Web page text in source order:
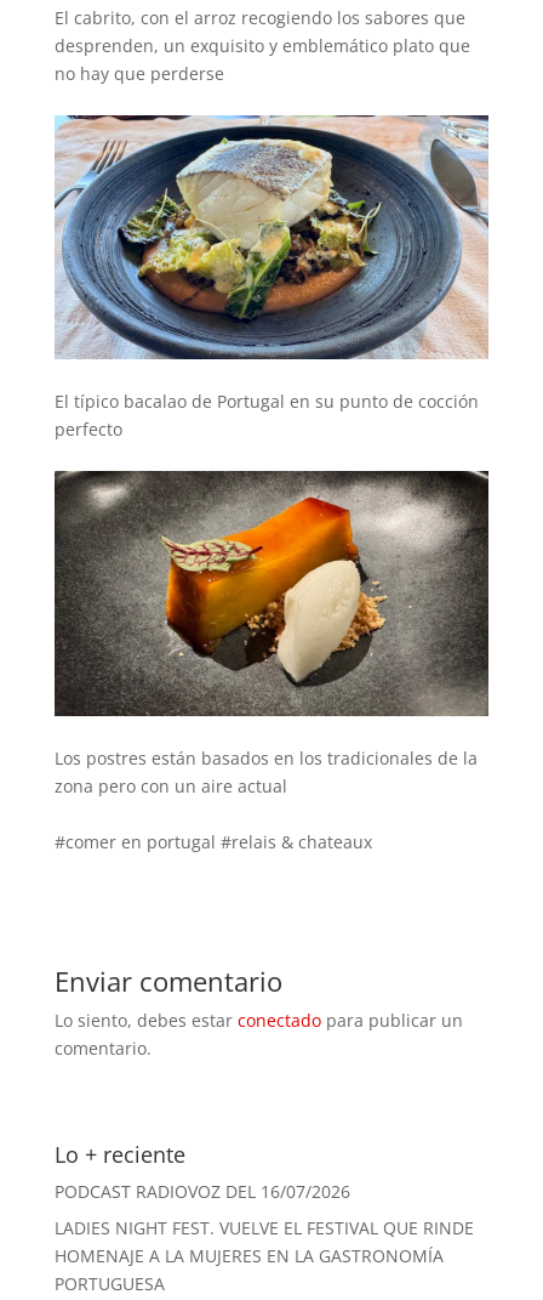
El cabrito, con el arroz recogiendo los sabores que
desprenden, un exquisito y emblemático plato que
no hay que perderse
El típico bacalao de Portugal en su punto de cocción
perfecto
Los postres están basados en los tradicionales de la
zona pero con un aire actual
#comer en portugal #relais & chateaux
Enviar comentario
Lo siento, debes estar conectadopara publicar un
comentario.
Lo + reciente
PODCAST RADIOVOZ DEL 16/07/2026
LADIES NIGHT FEST. VUELVE EL FESTIVAL QUE RINDE
HOMENAJE A LA MUJERES EN LA GASTRONOMÍA
PORTUGUESA